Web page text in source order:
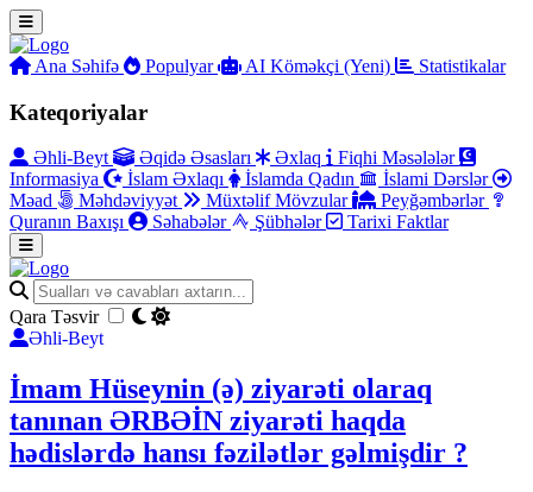
Ana Səhifə Populyar AI Köməkçi (Yeni) Statistikalar
Kateqoriyalar
Əhli-Beyt Əqidə Əsasları Əxlaq
Fiqhi Məsələlər
Informasiya
İslam Əxlaqı İslamda Qadın
İslami Dərslər
Məad
Məhdəviyyət Müxtəlif Mövzular
Peyğəmbərlər
Quranın Baxışı
Səhabələr Şübhələr Tarixi Faktlar
Qara Təsvir
Əhli-Beyt
İmam Hüseynin (ə) ziyarəti olaraq
tanınan ƏRBƏİN ziyarəti haqda
hədislərdə hansı fəzilətlər gəlmişdir ?